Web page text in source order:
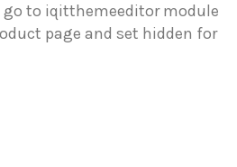
go to iqitthemeeditor module
page and set hidden for